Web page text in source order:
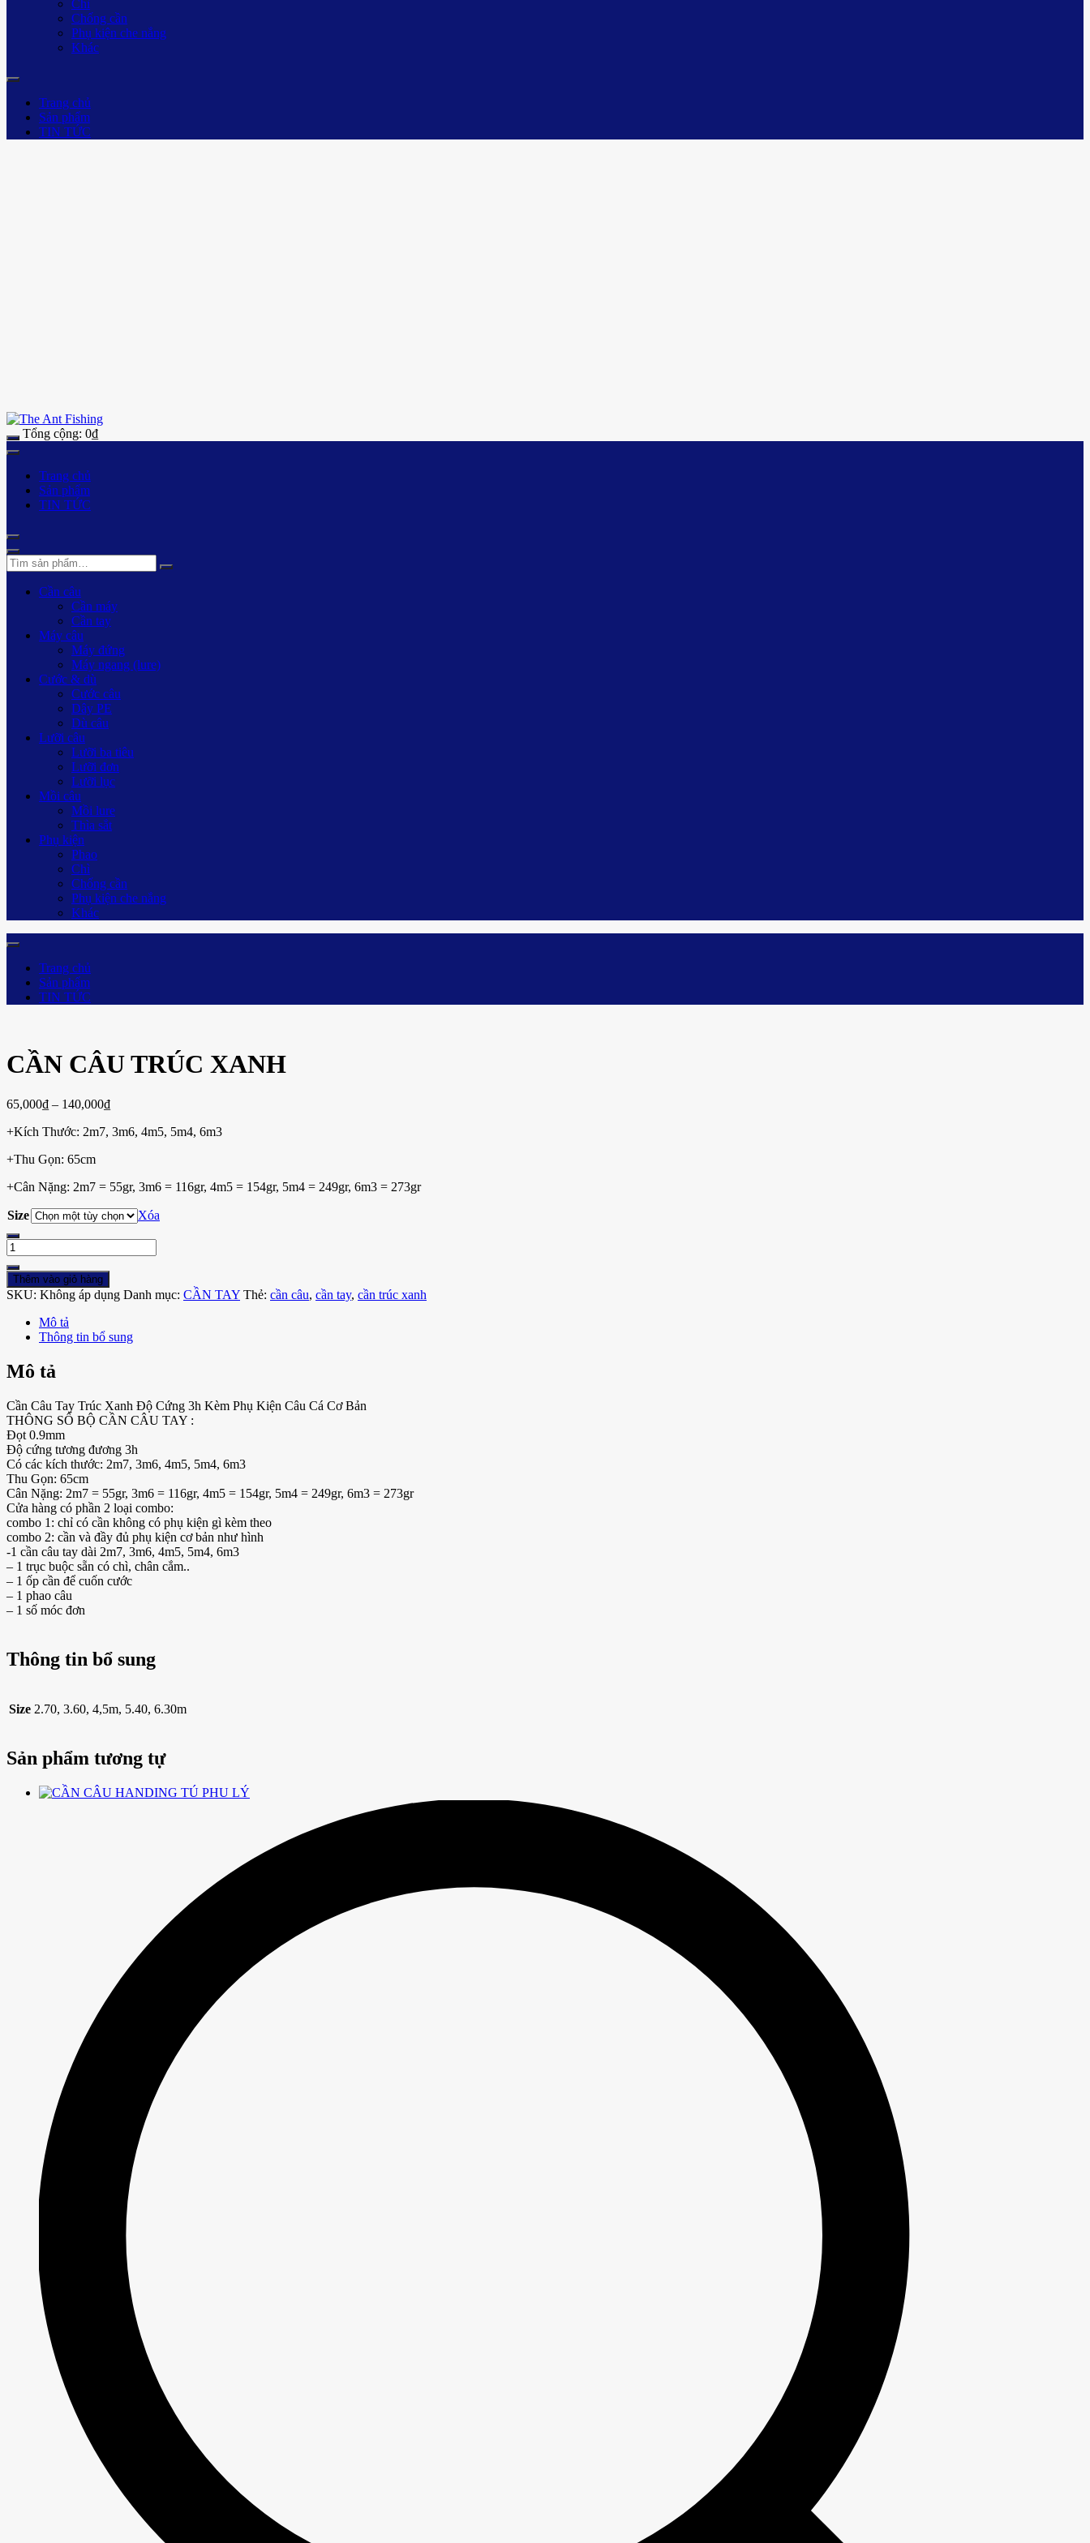
Chì
Chống cần
Phụ kiện che nắng
Khác
Trang chủ
Sản phẩm
TIN TỨC
Tổng cộng: 0₫
Trang chủ
Sản phẩm
TIN TỨC
Cần câu
Cần máy
Cần tay
Máy câu
Máy đứng
Máy ngang (lure)
Cước & dù
Cước câu
Dây PE
Dù câu
Lưỡi câu
Lưỡi ba tiêu
Lưỡi đơn
Lưỡi lục
Mồi câu
Mồi lure
Thìa sắt
Phụ kiện
Phao
Chì
Chống cần
Phụ kiện che nắng
Khác
Trang chủ
Sản phẩm
TIN TỨC
CẦN CÂU TRÚC XANH
65,000₫ – 140,000₫Khoảng
từ
+Kích Thước: 2m7, 3m6, 4m5, 5m4, 6m3
+Thu Gọn: 65cm
+Cân Nặng: 2m7 = 55gr, 3m6 = 116gr, 4m5 = 154gr, 5m4 = 249gr, 6m3 = 273gr
Size Xóa
CẦN
CÂU
TRÚC
XANH
số
lượng
Thêm vào giỏ hàng
SKU: Không áp dụng Danh mục: CẦN TAY Thẻ: cần câu, cần tay, cần trúc xanh
Mô tả
Thông tin bổ sung
Mô tả
Cần Câu Tay Trúc Xanh Độ Cứng 3h Kèm Phụ Kiện Câu Cá Cơ Bản
THÔNG SỐ BỘ CẦN CÂU TAY :
Đọt 0.9mm
Độ cứng tương đương 3h
Có các kích thước: 2m7, 3m6, 4m5, 5m4, 6m3
Thu Gọn: 65cm
Cân Nặng: 2m7 = 55gr, 3m6 = 116gr, 4m5 = 154gr, 5m4 = 249gr, 6m3 = 273gr
Cửa hàng có phần 2 loại combo:
combo 1: chỉ có cần không có phụ kiện gì kèm theo
combo 2: cần và đầy đủ phụ kiện cơ bản như hình
-1 cần câu tay dài 2m7, 3m6, 4m5, 5m4, 6m3
– 1 trục buộc sẵn có chì, chân cắm..
– 1 ốp cần để cuốn cước
– 1 phao câu
– 1 số móc đơn
Thông tin bổ sung
Size 2.70, 3.60, 4,5m, 5.40, 6.30m
Sản phẩm tương tự